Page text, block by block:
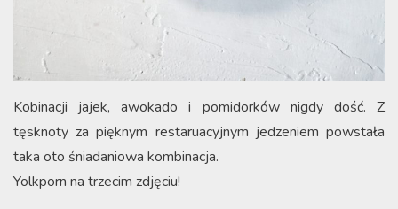
Kobinacji jajek, awokado i pomidorków nigdy dość. Z
tęsknoty za pięknym restaruacyjnym jedzeniem powstała
taka oto śniadaniowa kombinacja.
Yolkporn na trzecim zdjęciu!